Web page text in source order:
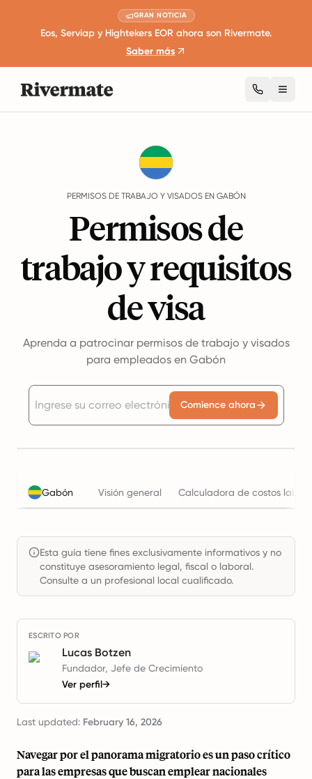
GRAN NOTICIA
Eos, Serviap y Hightekers EOR ahora son Rivermate.
Saber más
PERMISOS DE TRABAJO Y VISADOS EN GABÓN
Permisos de
trabajo y requisitos
de visa
Aprenda a patrocinar permisos de trabajo y visados
para empleados en Gabón
Comience ahora
Gabón Visión general Calculadora de costos
Esta guía tiene fines exclusivamente informativos y no
constituye asesoramiento legal, fiscal o laboral.
Consulte a un profesional local cualificado.
ESCRITO POR
Lucas Botzen
Fundador, Jefe de Crecimiento
Ver perfil→
Last updated: February 16, 2026
Navegar por el panorama migratorio es un paso crítico
para las empresas que buscan emplear nacionales